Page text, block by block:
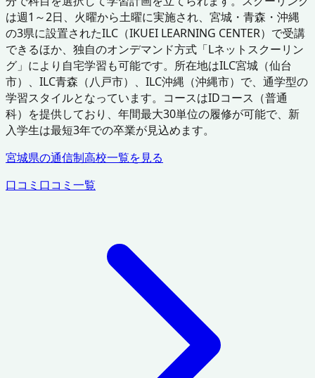
は週1～2日、火曜から土曜に実施され、宮城・青森・沖縄
の3県に設置されたILC（IKUEI LEARNING CENTER）で受講
できるほか、独自のオンデマンド方式「Lネットスクーリン
グ」により自宅学習も可能です。所在地はILC宮城（仙台
市）、ILC青森（八戸市）、ILC沖縄（沖縄市）で、通学型の
学習スタイルとなっています。コースはIDコース（普通
科）を提供しており、年間最大30単位の履修が可能で、新
入学生は最短3年での卒業が見込めます。
宮城県の通信制高校一覧を見る
口コミ 口コミ一覧